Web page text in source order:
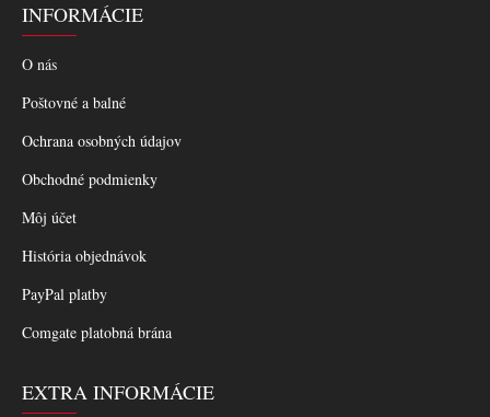
INFORMÁCIE
O nás
Poštovné a balné
Ochrana osobných údajov
Obchodné podmienky
Môj účet
História objednávok
PayPal platby
Comgate platobná brána
EXTRA INFORMÁCIE